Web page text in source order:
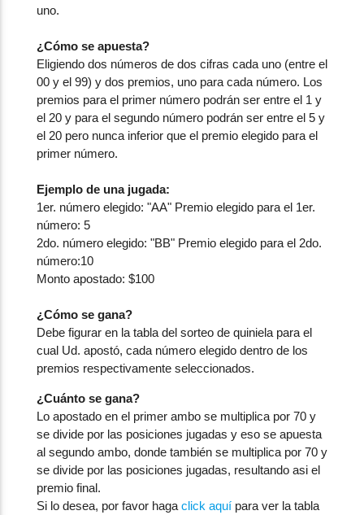
uno.
¿Cómo se apuesta?
Eligiendo dos números de dos cifras cada uno (entre el
00 y el 99) y dos premios, uno para cada número. Los
premios para el primer número podrán ser entre el 1 y
el 20 y para el segundo número podrán ser entre el 5 y
el 20 pero nunca inferior que el premio elegido para el
primer número.
Ejemplo de una jugada:
1er. número elegido: "AA" Premio elegido para el 1er.
número: 5
2do. número elegido: "BB" Premio elegido para el 2do.
número:10
Monto apostado: $100
¿Cómo se gana?
Debe figurar en la tabla del sorteo de quiniela para el
cual Ud. apostó, cada número elegido dentro de los
premios respectivamente seleccionados.
¿Cuánto se gana?
Lo apostado en el primer ambo se multiplica por 70 y
se divide por las posiciones jugadas y eso se apuesta
al segundo ambo, donde también se multiplica por 70 y
se divide por las posiciones jugadas, resultando asi el
premio final.
Si lo desea, por favor haga click aquípara ver la tabla